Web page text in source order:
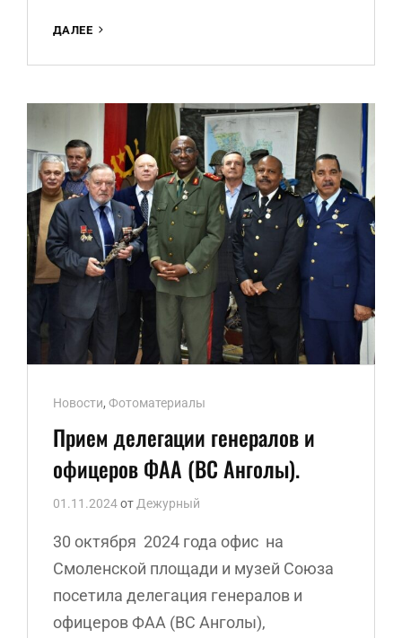
ДАЛЕЕ
АНГОЛЫ
ЛЕТ
ПАМЯТИ
ЕДИНСТВА».
Ссылки
рубрик
Новости, Фотоматериалы
Прием делегации генералов и
офицеров ФАА (ВС Анголы).
01.11.2024от Дежурный
30 октября 2024 года офис на
Смоленской площади и музей Союза
посетила делегация генералов и
офицеров ФАА (ВС Анголы),